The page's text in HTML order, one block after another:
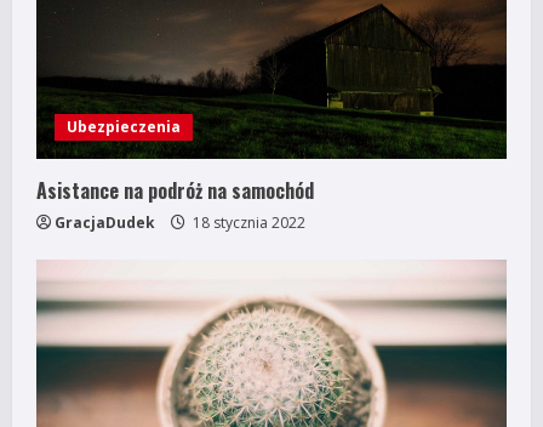
e
R
e
a
d
i
n
g
Ubezpieczenia
Asistance na podróż na samochód
GracjaDudek 18 stycznia 2022